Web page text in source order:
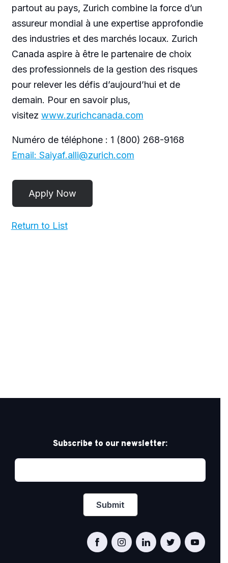
partout au pays, Zurich combine la force d’un
assureur mondial à une expertise approfondie
des industries et des marchés locaux. Zurich
Canada aspire à être le partenaire de choix
des professionnels de la gestion des risques
pour relever les défis d’aujourd’hui et de
demain. Pour en savoir plus,
visitez www.zurichcanada.com
Numéro de téléphone : 1 (800) 268-9168
Email: Saiyaf.alli@zurich.com
Return to List
Subscribe to our newsletter: